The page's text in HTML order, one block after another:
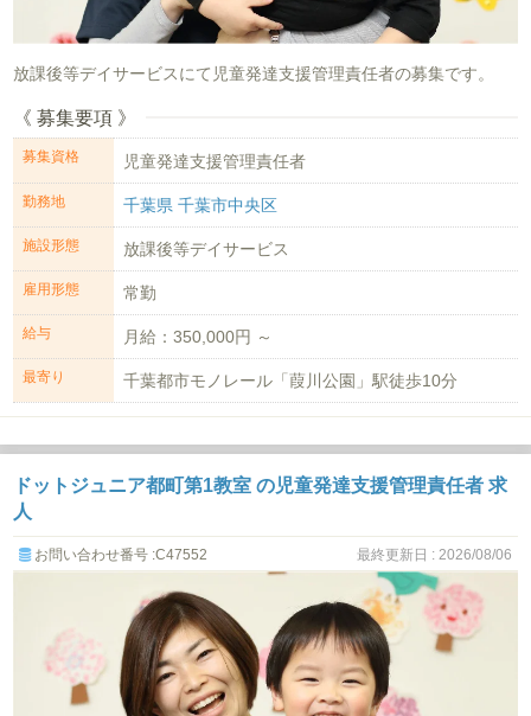
放課後等デイサービスにて児童発達支援管理責任者の募集です。
《 募集要項 》
募集資格 児童発達支援管理責任者
勤務地 千葉県 千葉市中央区
施設形態 放課後等デイサービス
雇用形態 常勤
給与 月給：350,000円 ～
最寄り 千葉都市モノレール「葭川公園」駅徒歩10分
ドットジュニア都町第1教室 の児童発達支援管理責任者 求
人
お問い合わせ番号 :C47552 最終更新日 : 2026/08/06